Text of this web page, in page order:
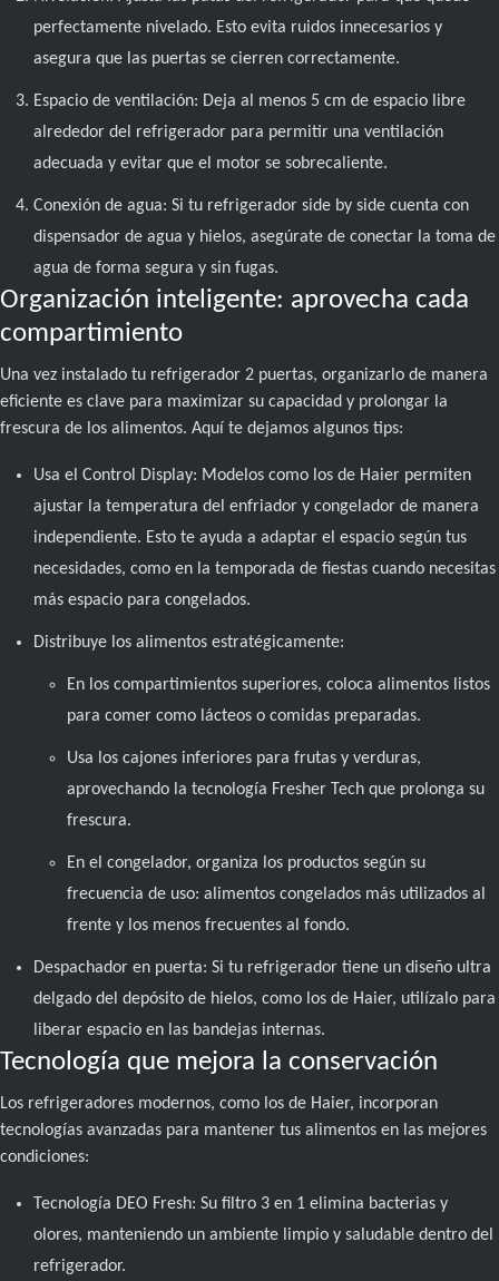
perfectamente nivelado. Esto evita ruidos innecesarios y
asegura que las puertas se cierren correctamente.
Espacio de ventilación: Deja al menos 5 cm de espacio libre
alrededor del refrigerador para permitir una ventilación
adecuada y evitar que el motor se sobrecaliente.
Conexión de agua: Si tu refrigerador side by side cuenta con
dispensador de agua y hielos, asegúrate de conectar la toma de
agua de forma segura y sin fugas.
Organización inteligente: aprovecha cada
compartimiento
Una vez instalado tu refrigerador 2 puertas, organizarlo de manera
eficiente es clave para maximizar su capacidad y prolongar la
frescura de los alimentos. Aquí te dejamos algunos tips:
Usa el Control Display: Modelos como los de Haier permiten
ajustar la temperatura del enfriador y congelador de manera
independiente. Esto te ayuda a adaptar el espacio según tus
necesidades, como en la temporada de fiestas cuando necesitas
más espacio para congelados.
Distribuye los alimentos estratégicamente:
En los compartimientos superiores, coloca alimentos listos
para comer como lácteos o comidas preparadas.
Usa los cajones inferiores para frutas y verduras,
aprovechando la tecnología Fresher Tech que prolonga su
frescura.
En el congelador, organiza los productos según su
frecuencia de uso: alimentos congelados más utilizados al
frente y los menos frecuentes al fondo.
Despachador en puerta: Si tu refrigerador tiene un diseño ultra
delgado del depósito de hielos, como los de Haier, utilízalo para
liberar espacio en las bandejas internas.
Tecnología que mejora la conservación
Los refrigeradores modernos, como los de Haier, incorporan
tecnologías avanzadas para mantener tus alimentos en las mejores
condiciones:
Tecnología DEO Fresh: Su filtro 3 en 1 elimina bacterias y
olores, manteniendo un ambiente limpio y saludable dentro del
refrigerador.